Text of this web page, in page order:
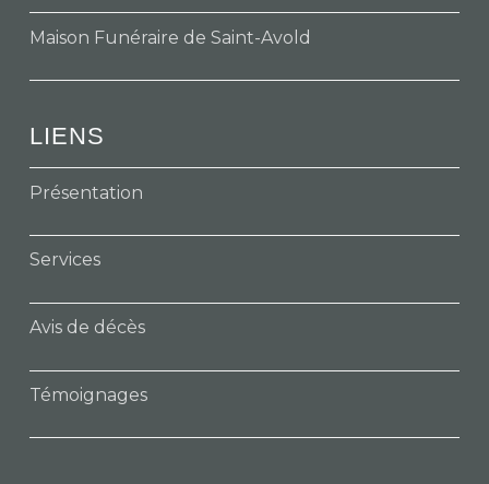
Maison Funéraire de Saint-Avold
LIENS
Présentation
Services
Avis de décès
Témoignages